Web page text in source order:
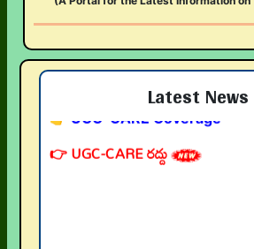
Latest News
👉 Submit Abstract
👉 Peer-Review Statement
👉 UGC-CARE Coverage
👉 UGC-CARE రద్దు